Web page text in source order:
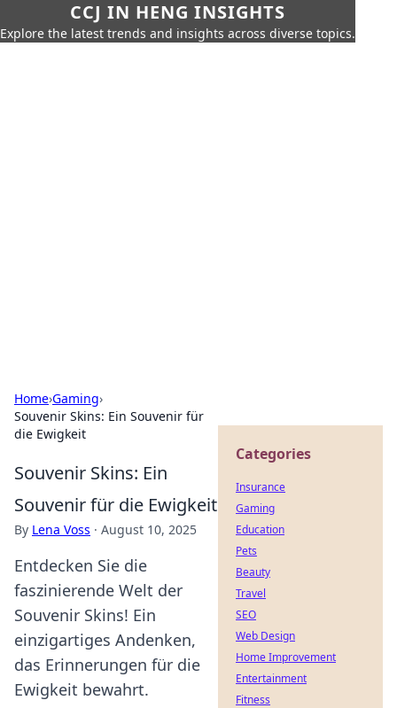
CCJ IN HENG INSIGHTS
Explore the latest trends and insights across diverse topics.
Home›Gaming›
Souvenir Skins: Ein Souvenir für
die Ewigkeit
Souvenir Skins: Ein
Souvenir für die Ewigkeit
By Lena Voss · August 10, 2025
Entdecken Sie die
faszinierende Welt der
Souvenir Skins! Ein
einzigartiges Andenken,
das Erinnerungen für die
Ewigkeit bewahrt.
Categories
Insurance
Gaming
Education
Pets
Beauty
Travel
SEO
Web Design
Home Improvement
Entertainment
Fitness